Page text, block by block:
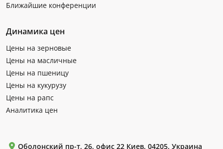
Ближайшие конференции
Динамика цен
Цены на зерновые
Цены на масличные
Цены на пшеницу
Цены на кукурузу
Цены на рапс
Аналитика цен
Оболонский пр-т, 26, офис 22 Киев, 04205, Украина